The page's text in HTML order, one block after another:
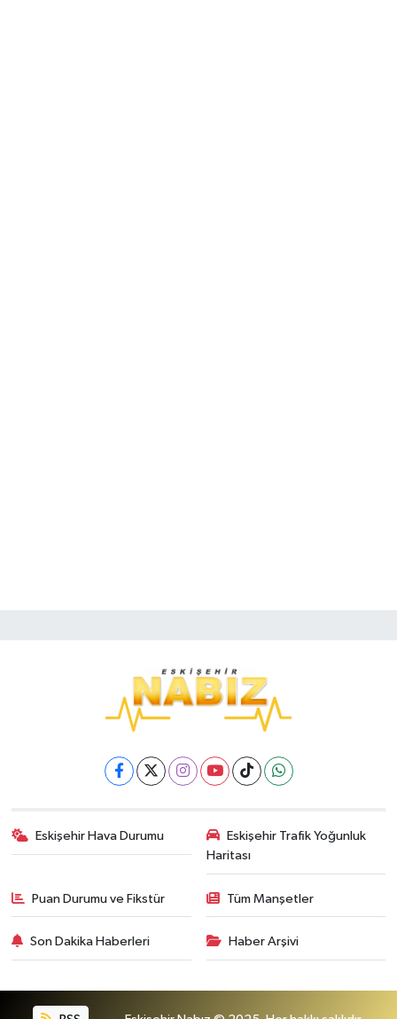
Eskişehir Hava Durumu
Eskişehir Trafik Yoğunluk
Haritası
Puan Durumu ve Fikstür Tüm Manşetler
Son Dakika Haberleri Haber Arşivi